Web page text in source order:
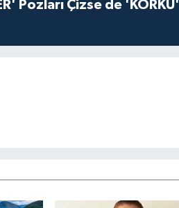
Pozları Çizse de 'KORKU'